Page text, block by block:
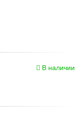
В наличии